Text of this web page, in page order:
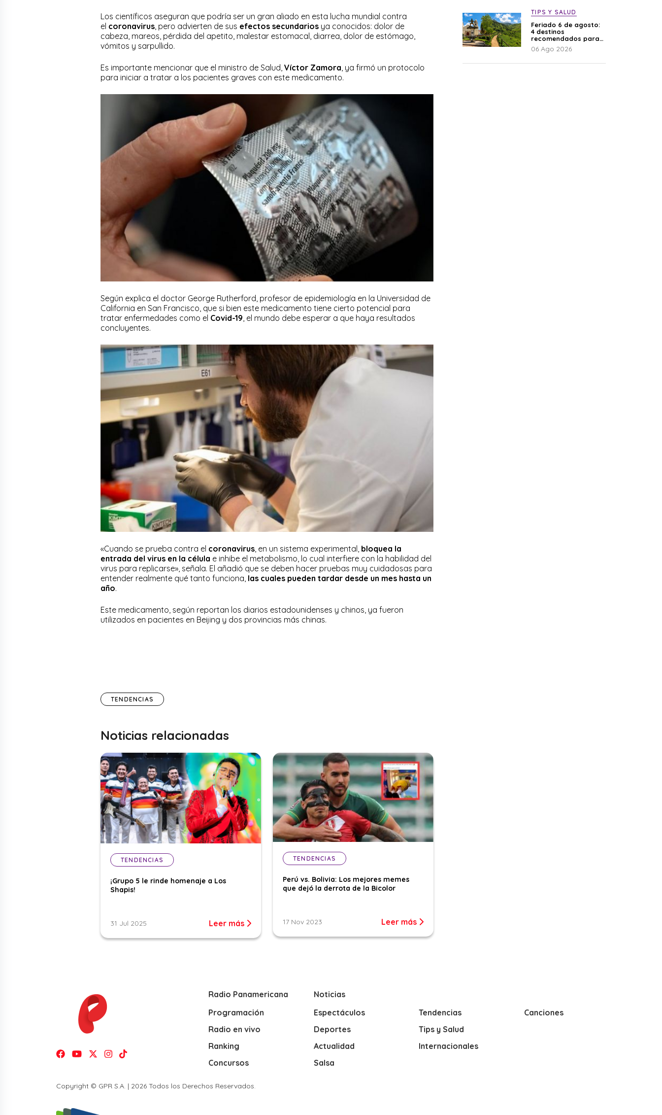
Los científicos aseguran que podría ser un gran aliado en esta lucha mundial contra
el coronavirus , pero advierten de sus efectos secundarios ya conocidos: dolor de
cabeza, mareos, pérdida del apetito, malestar estomacal, diarrea, dolor de estómago,
vómitos y sarpullido.
Es importante mencionar que el ministro de Salud, Víctor Zamora , ya firmó un protocolo
para iniciar a tratar a los pacientes graves con este medicamento.
Según explica el doctor George Rutherford, profesor de epidemiología en la Universidad de
California en San Francisco, que si bien este medicamento tiene cierto potencial para
tratar enfermedades como el Covid-19, el mundo debe esperar a que haya resultados
concluyentes.
«Cuando se prueba contra el coronavirus, en un sistema experimental, bloquea la
entrada del virus en la célula e inhibe el metabolismo, lo cual interfiere con la habilidad del
virus para replicarse», señala. El añadió que se deben hacer pruebas muy cuidadosas para
entender realmente qué tanto funciona, las cuales pueden tardar desde un mes hasta un
año.
Este medicamento, según reportan los diarios estadounidenses y chinos, ya fueron
utilizados en pacientes en Beijing y dos provincias más chinas.
TENDENCIAS
Noticias relacionadas
TENDENCIAS
¡Grupo 5 le rinde homenaje a Los
Shapis!
31 Jul 2025 Leer más
TENDENCIAS
Perú vs. Bolivia: Los mejores memes
que dejó la derrota de la Bicolor
17 Nov 2023 Leer más
TIPS Y SALUD
Feriado 6 de agosto:
4 destinos
recomendados para
disfrutar el descanso
06 Ago 2026
Radio Panamericana
Programación
Radio en vivo
Ranking
Concursos
Noticias
Espectáculos
Deportes
Actualidad
Salsa
Tendencias
Tips y Salud
Internacionales
Canciones
Copyright © GPR S.A. | 2026 Todos los Derechos Reservados.